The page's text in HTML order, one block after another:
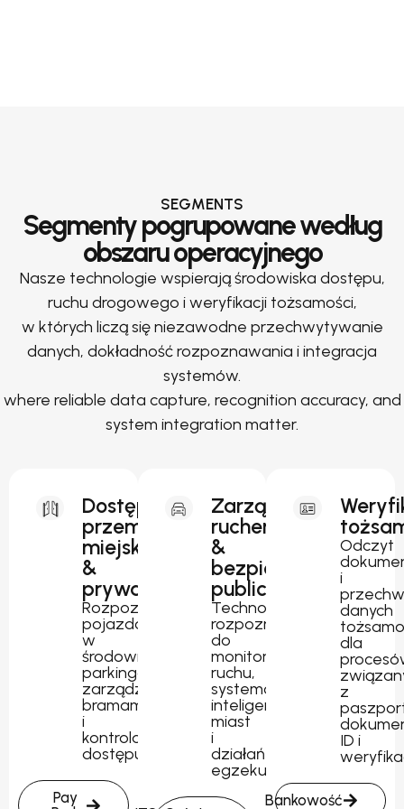
SEGMENTS
Segmenty pogrupowane według
obszaru operacyjnego
Nasze technologie wspierają środowiska dostępu,
ruchu drogowego i weryfikacji tożsamości,
w których liczą się niezawodne przechwytywanie
danych, dokładność rozpoznawania i integracja
systemów.
where reliable data capture, recognition accuracy, and
system integration matter.
Dostęp
przemysłowy,
miejski
&
prywatny
Rozpoznawanie
pojazdów
w
środowiskach
parkingowych,
zarządzania
bramami
i
kontrolowanego
dostępu.
Pay
Zarządzanie
ruchem
&
bezpieczeństwo
publiczne
Technologia
rozpoznawania
do
monitorowania
ruchu,
systemów
inteligentnych
miast
i
działań
egzekucyjnych.
Odczyt
i
danych
dla
z
ID i
Bankowość